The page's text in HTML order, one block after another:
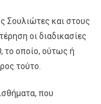
Σουλιώτες και στους
οι διαδικασίες
το οποίο, ούτως ή
τούτο.
που